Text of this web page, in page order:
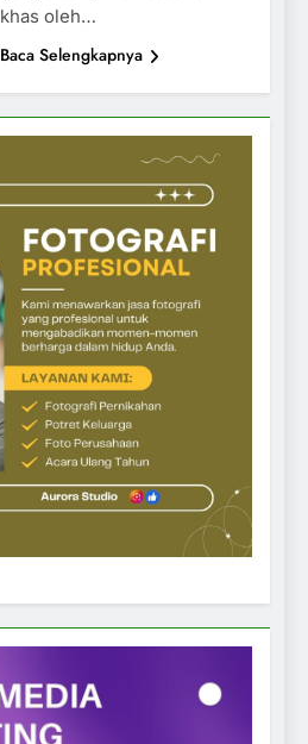
khas oleh…
Baca Selengkapnya